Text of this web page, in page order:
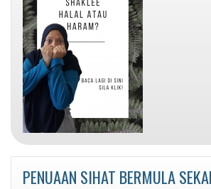
PENUAAN SIHAT BERMULA